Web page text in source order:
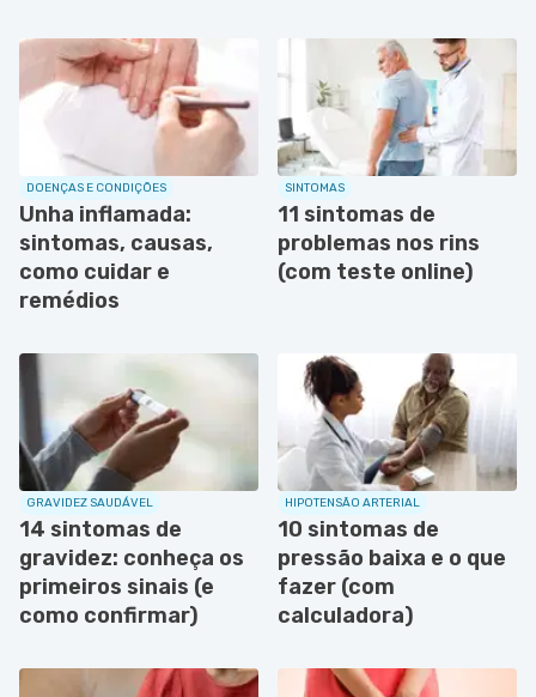
DOENÇAS E CONDIÇÕES
Unha inflamada:
sintomas, causas,
como cuidar e
remédios
SINTOMAS
11 sintomas de
problemas nos rins
(com teste online)
GRAVIDEZ SAUDÁVEL
14 sintomas de
gravidez: conheça os
primeiros sinais (e
como confirmar)
HIPOTENSÃO ARTERIAL
10 sintomas de
pressão baixa e o que
fazer (com
calculadora)